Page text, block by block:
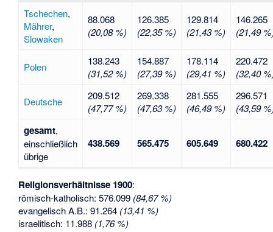
Tschechen,
Mährer,
Slowaken
88.068
(20,08 %)
126.385
(22,35 %)
129.814
(21,43 %)
146.265
(21,49
Polen
138.243
(31,52 %)
154.887
(27,39 %)
178.114
(29,41 %)
220.472
(32,40
Deutsche
209.512
(47,77 %)
269.338
(47,63 %)
281.555
(46,49 %)
296.571
(43,59
gesamt,
einschließlich
übrige
438.569 565.475 605.649 680.422
Religionsverhältnisse 1900:
römisch-katholisch: 576.099 (84,67 %)
evangelisch A.B.: 91.264 (13,41 %)
israelitisch: 11.988 (1,76 %)